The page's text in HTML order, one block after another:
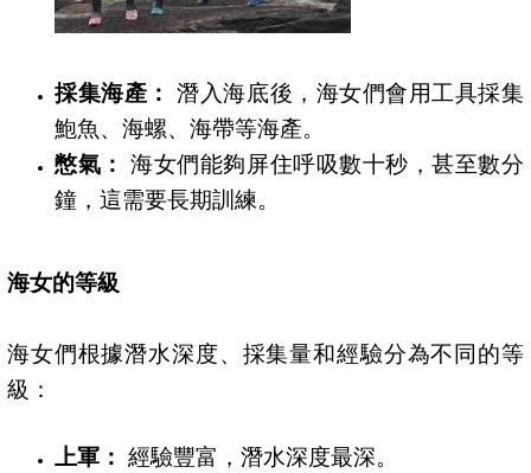
採集海產：
潛入海底後，海女們會用工具採集
鮑魚、海螺、海帶等海產。
憋氣：
海女們能夠屏住呼吸數十秒，甚至數分
鐘，這需要長期訓練。
海女的等級
海女們根據潛水深度、採集量和經驗分為不同的等
級：
上軍： 經驗豐富，潛水深度最深。